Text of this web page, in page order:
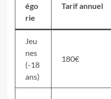
égo
rie
Tarif annuel
Jeu
nes
(-18
ans)
180€